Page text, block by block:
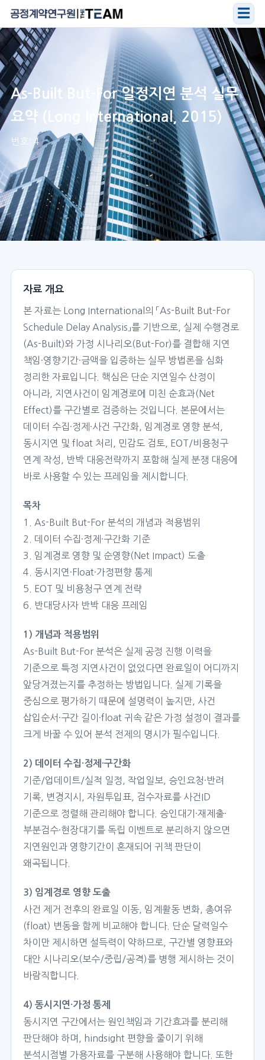
☰
As-Built But-For 일정지연 분석 실무
요약 (Long International, 2015)
번호: 4
자료 개요
본 자료는 Long International의 「As-Built But-For
Schedule Delay Analysis」를 기반으로, 실제 수행경로
(As-Built)와 가정 시나리오(But-For)를 결합해 지연
책임·영향기간·금액을 입증하는 실무 방법론을 심화
정리한 자료입니다. 핵심은 단순 지연일수 산정이
아니라, 지연사건이 임계경로에 미친 순효과(Net
Effect)를 구간별로 검증하는 것입니다. 본문에서는
데이터 수집·정제·사건 구간화, 임계경로 영향 분석,
동시지연 및 float 처리, 민감도 검토, EOT/비용청구
연계 작성, 반박 대응전략까지 포함해 실제 분쟁 대응에
바로 사용할 수 있는 프레임을 제시합니다.
목차
1. As-Built But-For 분석의 개념과 적용범위
2. 데이터 수집·정제·구간화 기준
3. 임계경로 영향 및 순영향(Net Impact) 도출
4. 동시지연·Float·가정편향 통제
5. EOT 및 비용청구 연계 전략
6. 반대당사자 반박 대응 프레임
1) 개념과 적용범위
As-Built But-For 분석은 실제 공정 진행 이력을
기준으로 특정 지연사건이 없었다면 완료일이 어디까지
앞당겨졌는지를 추정하는 방법입니다. 실제 기록을
중심으로 평가하기 때문에 설명력이 높지만, 사건
삽입순서·구간 길이·float 귀속 같은 가정 설정이 결과를
크게 바꿀 수 있어 분석 전제의 명시가 필수입니다.
2) 데이터 수집·정제·구간화
기준/업데이트/실적 일정, 작업일보, 승인요청·반려
기록, 변경지시, 자원투입표, 검수자료를 사건ID
기준으로 정렬해 관리해야 합니다. 승인대기·재제출·
부분검수·현장대기를 독립 이벤트로 분리하지 않으면
지연원인과 영향기간이 혼재되어 귀책 판단이
왜곡됩니다.
3) 임계경로 영향 도출
사건 제거 전후의 완료일 이동, 임계활동 변화, 총여유
(float) 변동을 함께 비교해야 합니다. 단순 달력일수
차이만 제시하면 설득력이 약하므로, 구간별 영향표와
대안 시나리오(보수/중립/공격)를 병행 제시하는 것이
바람직합니다.
4) 동시지연·가정 통제
동시지연 구간에서는 원인책임과 기간효과를 분리해
판단해야 하며, hindsight 편향을 줄이기 위해
분석시점별 가용자료를 구분해 사용해야 합니다. 또한